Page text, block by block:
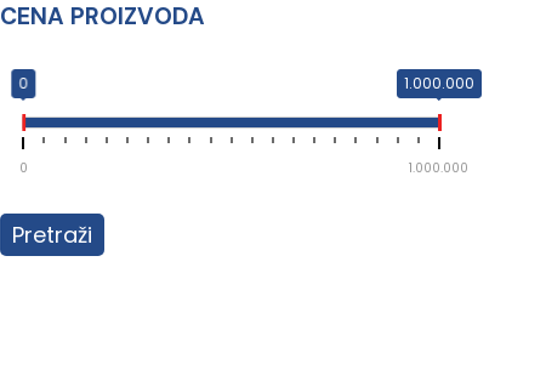
CENA PROIZVODA
0 1.000.000
0 1.000.000
Pretraži